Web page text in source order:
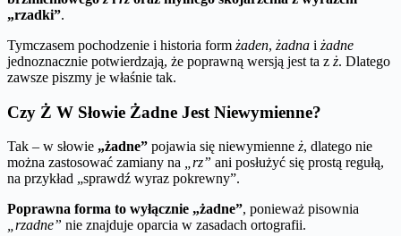
„rzadki”.
Tymczasem pochodzenie i historia form żaden, żadna i żadne
jednoznacznie potwierdzają, że poprawną wersją jest ta z ż. Dlatego
zawsze piszmy je właśnie tak.
Czy Ż W Słowie Żadne Jest Niewymienne?
Tak – w słowie „żadne” pojawia się niewymienne ż, dlatego nie
można zastosować zamiany na
„rz” ani posłużyć się prostą regułą,
na przykład „sprawdź wyraz pokrewny”.
Poprawna forma to wyłącznie „żadne”, ponieważ pisownia
„rzadne” nie znajduje oparcia w zasadach ortografii.